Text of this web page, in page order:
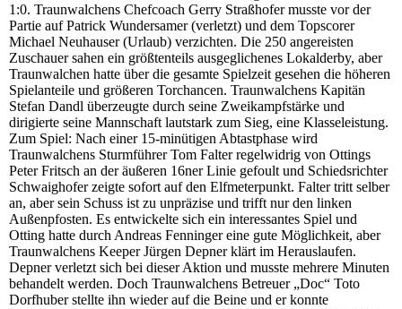
1:0. Traunwalchens Chefcoach Gerry Straßhofer musste vor der
Partie auf Patrick Wundersamer (verletzt) und dem Topscorer
Michael Neuhauser (Urlaub) verzichten. Die 250 angereisten
Zuschauer sahen ein größtenteils ausgeglichenes Lokalderby, aber
Traunwalchen hatte über die gesamte Spielzeit gesehen die höheren
Spielanteile und größeren Torchancen. Traunwalchens Kapitän
Stefan Dandl überzeugte durch seine Zweikampfstärke und
dirigierte seine Mannschaft lautstark zum Sieg, eine Klasseleistung.
Zum Spiel: Nach einer 15-minütigen Abtastphase wird
Traunwalchens Sturmführer Tom Falter regelwidrig von Ottings
Peter Fritsch an der äußeren 16ner Linie gefoult und Schiedsrichter
Schwaighofer zeigte sofort auf den Elfmeterpunkt. Falter tritt selber
an, aber sein Schuss ist zu unpräzise und trifft nur den linken
Außenpfosten. Es entwickelte sich ein interessantes Spiel und
Otting hatte durch Andreas Fenninger eine gute Möglichkeit, aber
Traunwalchens Keeper Jürgen Depner klärt im Herauslaufen.
Depner verletzt sich bei dieser Aktion und musste mehrere Minuten
behandelt werden. Doch Traunwalchens Betreuer „Doc“ Toto
Dorfhuber stellte ihn wieder auf die Beine und er konnte